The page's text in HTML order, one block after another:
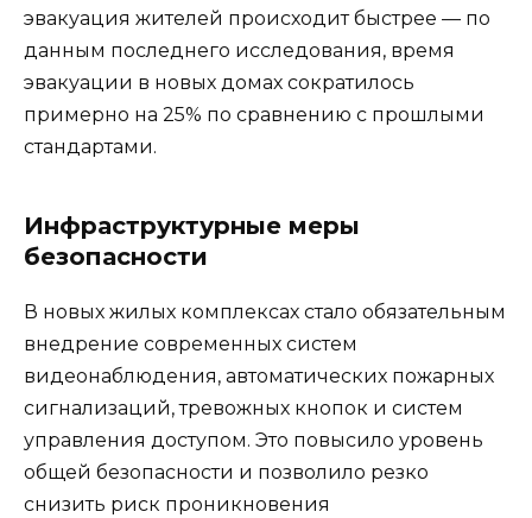
эвакуация жителей происходит быстрее — по
данным последнего исследования, время
эвакуации в новых домах сократилось
примерно на 25% по сравнению с прошлыми
стандартами.
Инфраструктурные меры
безопасности
В новых жилых комплексах стало обязательным
внедрение современных систем
видеонаблюдения, автоматических пожарных
сигнализаций, тревожных кнопок и систем
управления доступом. Это повысило уровень
общей безопасности и позволило резко
снизить риск проникновения